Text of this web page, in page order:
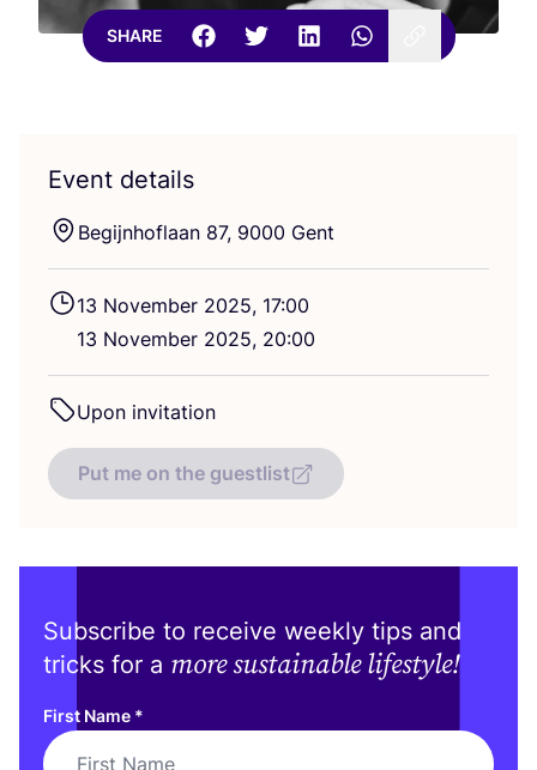
SHARE
Event details
Begijnhoflaan 87, 9000 Gent
13 November 2025, 17:00
13 November 2025, 20:00
Upon invitation
Put me on the guestlist
Subscribe to receive weekly tips and
tricks for a more sustainable lifestyle!
First Name *